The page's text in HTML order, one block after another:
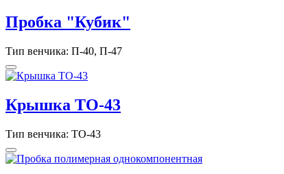
Пробка "Кубик"
Тип венчика: П-40, П-47
Крышка TO-43
Тип венчика: ТО-43